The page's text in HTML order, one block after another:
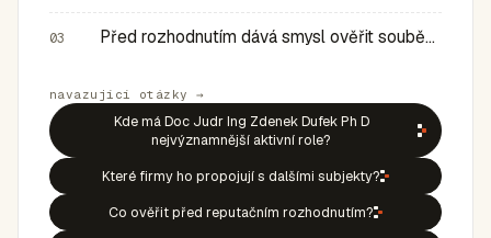
03 Před rozhodnutím dává smysl ověřit souběh rolí, historic…
navazující otázky →
Kde má Doc Judr Ing Zdenek Dufek Ph D
nejvýznamnější aktivní role?
Které firmy ho propojují s dalšími subjekty?
Co ověřit před reputačním rozhodnutím?